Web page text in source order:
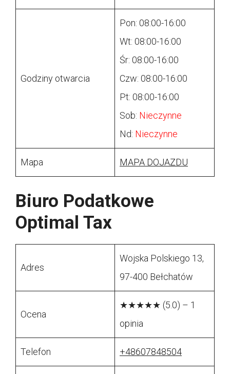
Godziny otwarcia
Pon: 08:00-16:00
Wt: 08:00-16:00
Śr: 08:00-16:00
Czw: 08:00-16:00
Pt: 08:00-16:00
Sob: Nieczynne
Nd: Nieczynne
Mapa MAPA DOJAZDU
Biuro Podatkowe
Optimal Tax
Adres
Wojska Polskiego 13,
97-400 Bełchatów
Ocena
★★★★★ (5.0) – 1
opinia
Telefon +48607848504